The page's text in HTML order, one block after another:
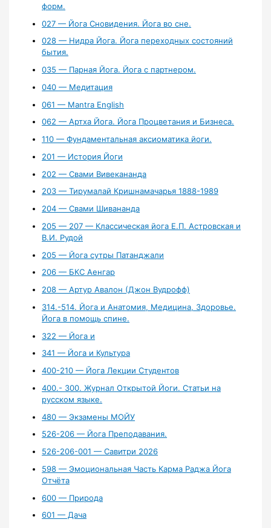
форм.
027 — Йога Сновидения. Йога во сне.
028 — Нидра Йога. Йога переходных состояний
бытия.
035 — Парная Йога. Йога с партнером.
040 — Медитация
061 — Mantra English
062 — Артха Йога. Йога Процветания и Бизнеса.
110 — Фундаментальная аксиоматика йоги.
201 — История Йоги
202 — Свами Вивекананда
203 — Тирумалай Кришнамачарья 1888-1989
204 — Свами Шивананда
205 — 207 — Классическая йога Е.П. Астровская и
В.И. Рудой
205 — Йога сутры Патанджали
206 — БКС Аенгар
208 — Артур Авалон (Джон Вудрофф)
314.-514. Йога и Анатомия, Медицина, Здоровье.
Йога в помощь спине.
322 — Йога и
341 — Йога и Культура
400-210 — Йога Лекции Студентов
400.- 300. Журнал Открытой Йоги. Статьи на
русском языке.
480 — Экзамены МОЙУ
526-206 — Йога Преподавания.
526-206-001 — Савитри 2026
598 — Эмоциональная Часть Карма Раджа Йога
Отчёта
600 — Природа
601 — Дача